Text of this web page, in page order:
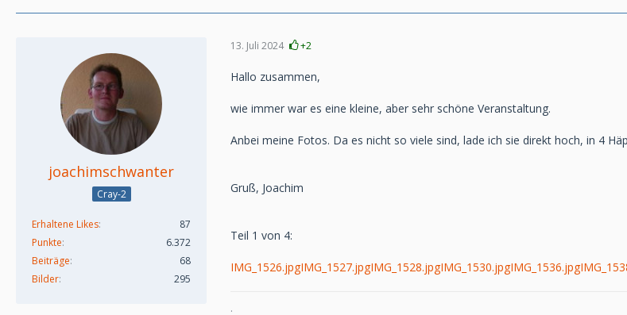
joachimschwanter
Cray-2
Erhaltene Likes
87
Punkte
6.372
Beiträge
68
Bilder
295
13. Juli 2024 +2
Hallo zusammen,
wie immer war es eine kleine, aber sehr schöne Veranstaltung.
Anbei meine Fotos. Da es nicht so viele sind, lade ich sie direkt hoch, in 4
Gruß, Joachim
Teil 1 von 4:
IMG_1526.jpgIMG_1527.jpgIMG_1528.jpgIMG_1530.jpgIMG_1536.jpg
.